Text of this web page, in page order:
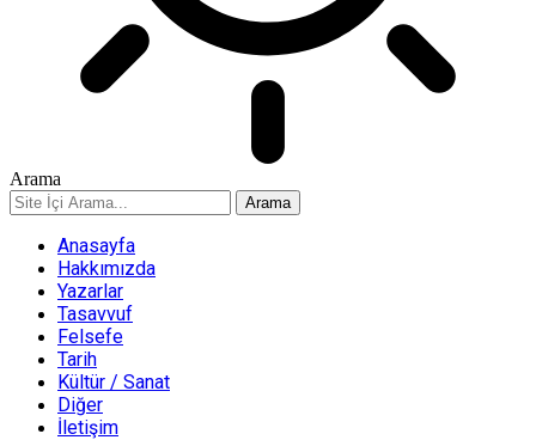
Arama
Anasayfa
Hakkımızda
Yazarlar
Tasavvuf
Felsefe
Tarih
Kültür / Sanat
Diğer
İletişim